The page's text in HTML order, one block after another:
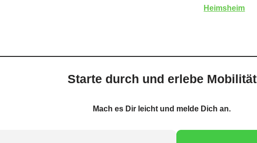
Heimsheim
Starte durch und erlebe Mobilität
Mach es Dir leicht und melde Dich an.